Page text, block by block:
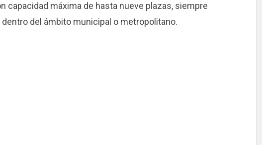
capacidad máxima de hasta nueve plazas, siempre
del ámbito municipal o metropolitano.